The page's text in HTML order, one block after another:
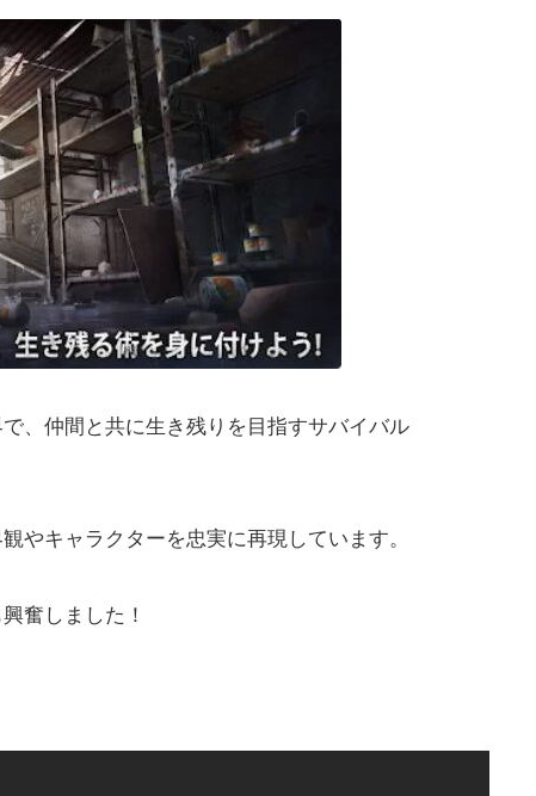
、仲間と共に生き残りを目指すサバイバル
やキャラクターを忠実に再現しています。
奮しました！